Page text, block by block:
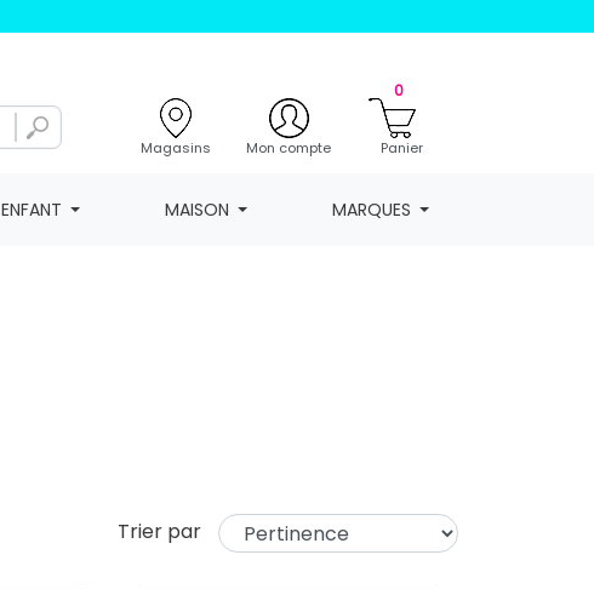
Magasins Mon compte
0
Panier
ENFANT MAISON MARQUES
Trier par